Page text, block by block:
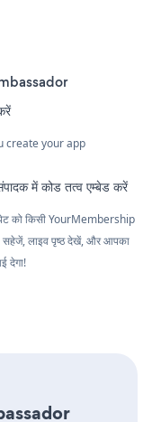
create your app
में कोड तत्व एम्बेड करें
को किसी YourMembership
सहेजें, लाइव पृष्ठ देखें, और आपका
देगा!